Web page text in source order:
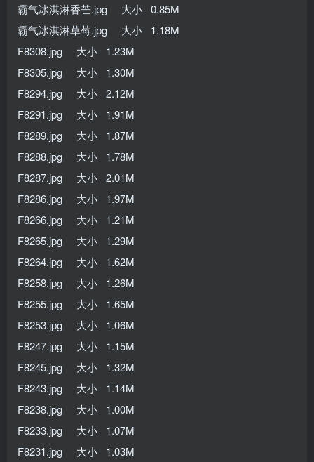
霸气冰淇淋香芒.jpg 大小 0.85M
霸气冰淇淋草莓.jpg 大小 1.18M
F8308.jpg 大小 1.23M
F8305.jpg 大小 1.30M
F8294.jpg 大小 2.12M
F8291.jpg 大小 1.91M
F8289.jpg 大小 1.87M
F8288.jpg 大小 1.78M
F8287.jpg 大小 2.01M
F8286.jpg 大小 1.97M
F8266.jpg 大小 1.21M
F8265.jpg 大小 1.29M
F8264.jpg 大小 1.62M
F8258.jpg 大小 1.26M
F8255.jpg 大小 1.65M
F8253.jpg 大小 1.06M
F8247.jpg 大小 1.15M
F8245.jpg 大小 1.32M
F8243.jpg 大小 1.14M
F8238.jpg 大小 1.00M
F8233.jpg 大小 1.07M
F8231.jpg 大小 1.03M